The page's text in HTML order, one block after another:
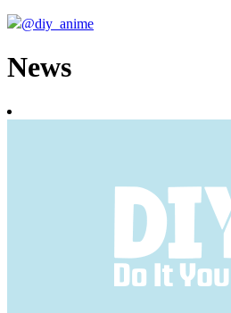
@diy_anime
News